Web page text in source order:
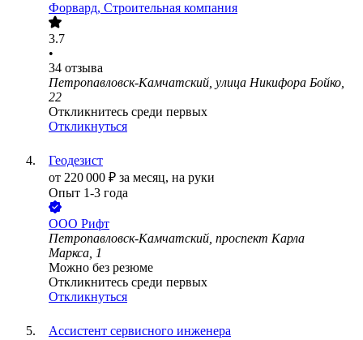
Форвард, Строительная компания
3.7
•
34 отзыва
Петропавловск-Камчатский, улица Никифора Бойко,
22
Откликнитесь среди первых
Откликнуться
Геодезист
от 220 000 ₽ за месяц, на руки
Опыт 1-3 года
ООО Рифт
Петропавловск-Камчатский, проспект Карла
Маркса, 1
Можно без резюме
Откликнитесь среди первых
Откликнуться
Ассистент сервисного инженера